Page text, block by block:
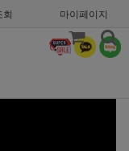
마이페이지